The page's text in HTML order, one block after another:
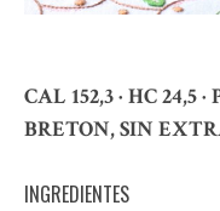
CAL 152,3 · HC 24,5
BRETON, SIN
INGREDIENTES